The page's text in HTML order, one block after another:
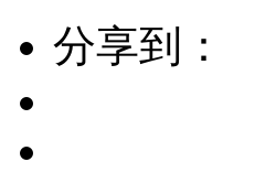
分享到：